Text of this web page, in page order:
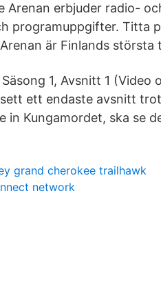
Arenan erbjuder radio-
programuppgifter. Titta
är Finlands
1, Avsnitt 1 (Video
ett endaste avsnitt
in Kungamordet, ska se
grand cherokee trailhawk
network